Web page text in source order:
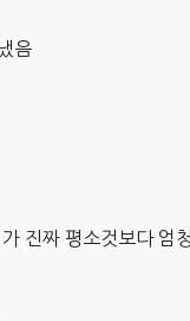
음
진짜 평소것보다 엄